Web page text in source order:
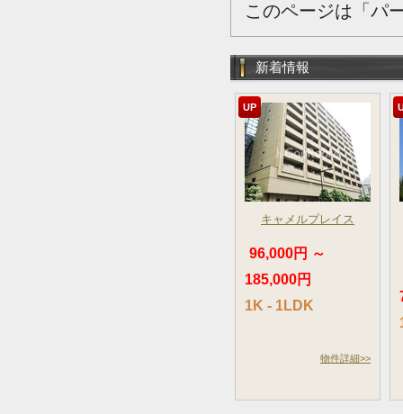
このページは「パ
新着情報
UP
キャメルプレイス
96,000円 ～
185,000円
1K - 1LDK
物件詳細>>